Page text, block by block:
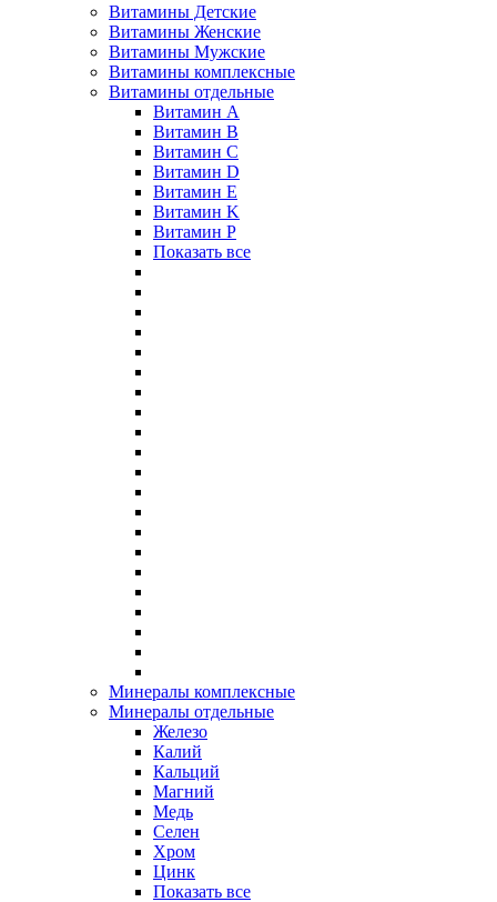
Витамины Детские
Витамины Женские
Витамины Мужские
Витамины комплексные
Витамины отдельные
Витамин A
Витамин B
Витамин C
Витамин D
Витамин E
Витамин K
Витамин P
Показать все
Минералы комплексные
Минералы отдельные
Железо
Калий
Кальций
Магний
Медь
Селен
Хром
Цинк
Показать все